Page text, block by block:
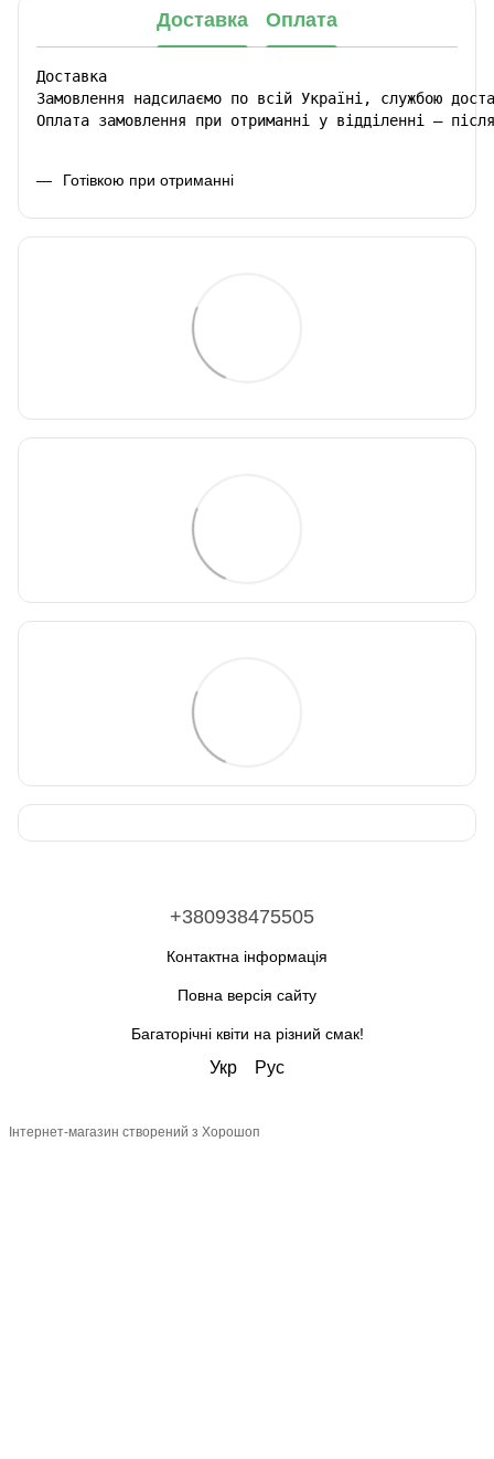
Доставка Оплата
Доставка
Замовлення надсилаємо по всій Україні, службою
Оплата замовлення при отриманні у відділенні –
Готівкою при отриманні
+380938475505
Контактна інформація
Повна версія сайту
Багаторічні квіти на різний смак!
Укр Рус
Інтернет-магазин створений з Хорошоп